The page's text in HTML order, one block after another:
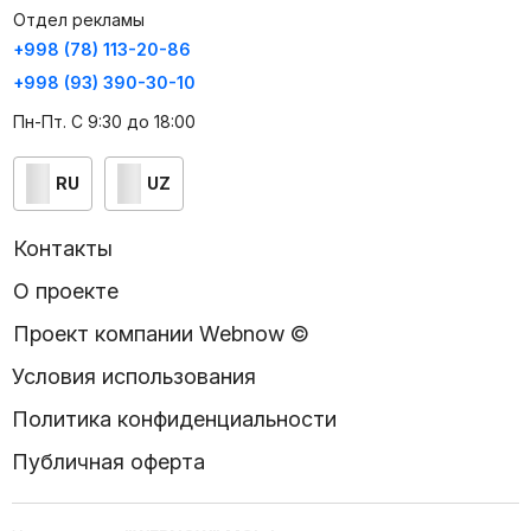
Отдел рекламы
+998 (78) 113-20-86
+998 (93) 390-30-10
Пн-Пт. С 9:30 до 18:00
RU UZ
Контакты
О проекте
Проект компании Webnow ©
Условия использования
Политика конфиденциальности
Публичная оферта